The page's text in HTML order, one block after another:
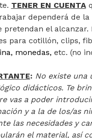
TENER EN CUENTA
dependerá de
pretendan el
para cotillón, clips,
monedas,etc. (no
: No existe una
didácticos. Te
vas a poder
y a la de los/as
las necesidades y
el material, así